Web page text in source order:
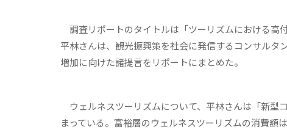
調査リポートのタイトルは「ツーリズムにおける高
平林さんは、観光振興策を社会に発信するコンサル
増加に向けた諸提言をリポートにまとめた。
ウェルネスツーリズムについて、平林さんは「新型
まっている。富裕層のウェルネスツーリズムの消費額